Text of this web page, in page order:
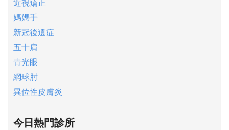
近視矯正
媽媽手
新冠後遺症
五十肩
青光眼
網球肘
異位性皮膚炎
今日熱門診所